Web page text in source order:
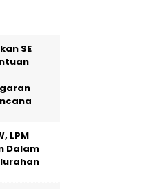
SE
LPM
Dalam